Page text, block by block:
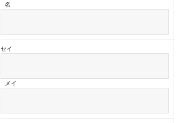
名
セイ
メイ